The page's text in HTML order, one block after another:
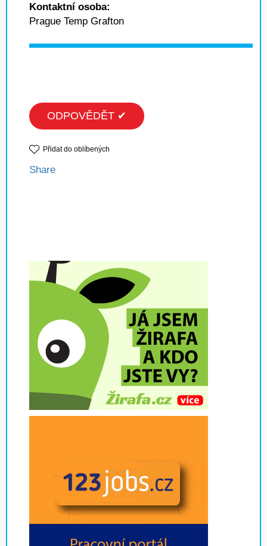
Kontaktní osoba:
Prague Temp Grafton
ODPOVĚDĚT ✔
Přidat do oblíbených
Share